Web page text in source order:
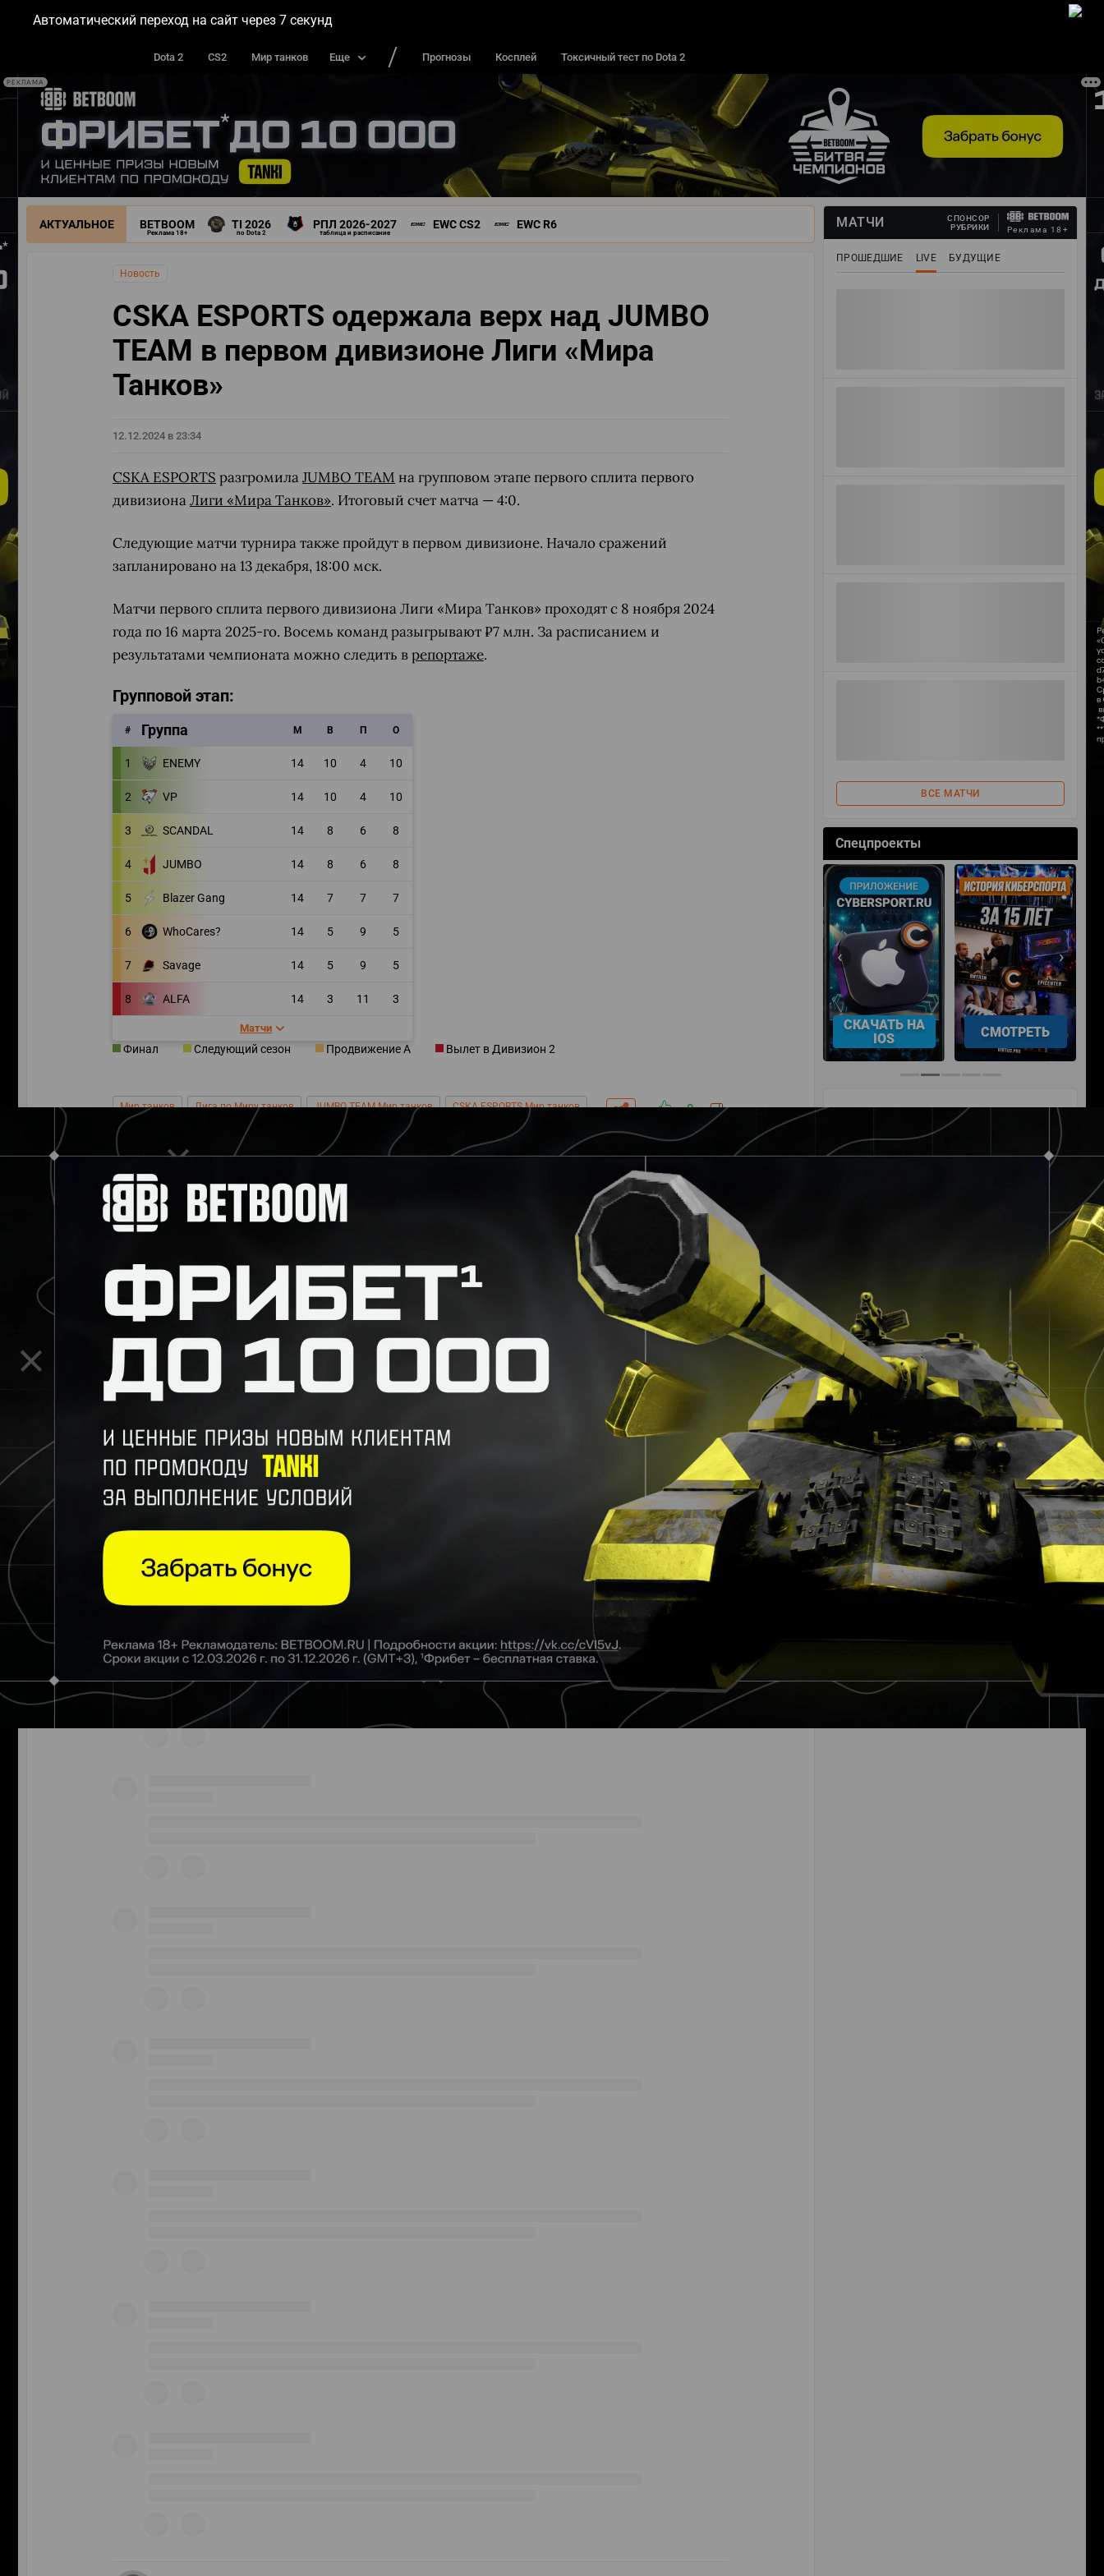
Автоматический переход на сайт через5 секунд
РЕКЛАМА
МАТЧИ ТУРНИРЫ КОМАНДЫ И ИГРОКИ ВОЙТИ
Dota 2 CS2 Мир танков Еще Прогнозы Косплей Токсичный тест по Dota 2
АКТУАЛЬНОЕ BETBOOM
Реклама 18+
TI 2026
по Dota 2
РПЛ 2026-2027
таблица и расписание
EWC CS2 EWC R6
Новость
CSKA ESPORTS одержала верх над JUMBO
TEAM в первом дивизионе Лиги «Мира
Танков»
12.12.2024 в 23:34
CSKA ESPORTS разгромилаJUMBO TEAM на групповом этапе первого сплита первого
дивизионаЛиги «Мира Танков». Итоговый счет матча — 4:0.
Следующие матчи турнира также пройдут в первом дивизионе. Начало сражений
запланировано на 13 декабря, 18:00 мск.
Матчи первого сплита первого дивизиона Лиги «Мира Танков» проходят с 8 ноября 2024
года по 16 марта 2025-го. Восемь команд разыгрывают ₽7 млн. За расписанием и
результатами чемпионата можно следить врепортаже.
Групповой этап:
# Группа M В П О
1 ENEMY 14 10 4 10
2 VP 14 10 4 10
3 SCANDAL 14 8 6 8
4 JUMBO 14 8 6 8
5 Blazer Gang 14 7 7 7
6 WhoCares? 14 5 9 5
7 Savage 14 5 9 5
8 ALFA 14 3 11 3
Матчи
Финал Следующий сезон Продвижение A Вылет в Дивизион 2
Мир танков Лига по Миру танков JUMBO TEAM Мир танков CSKA ESPORTS Мир танков 0
МАТЧИ
СПОНСОР
РУБРИКИ
Реклама 18+
ПРОШЕДШИЕ LIVE БУДУЩИЕ
ВСЕ МАТЧИ
Спецпроекты
СМОТРЕТЬ УЧАСТВОВАТЬ
‹ ›
Главные новости
07.08 в 12:47
В CS2 прошла крупная волна банов
Аналитики верят в команду s1mple в
первом матче открытых отборочных на
Esports World Cup 2026
07.08 в 10:00
Пять причин, почему PARIVISION
выиграет The International 2026
52
Korb3n о подготовке Spirit к TI15:
«Буткемп был необычный — мы
уделили время не только игре»
9
Комментарии
ПО ДАТЕ ПО ПОПУЛЯРНОСТИ